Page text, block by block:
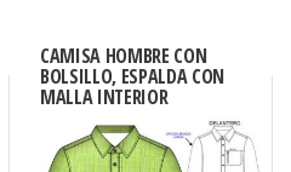
CAMISA HOMBRE CON
BOLSILLO, ESPALDA CON
MALLA INTERIOR